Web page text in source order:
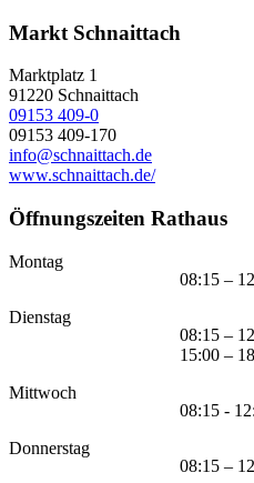
Markt Schnaittach
Marktplatz 1
91220 Schnaittach
09153 409-0
09153 409-170
info@schnaittach.de
www.schnaittach.de/
Öffnungszeiten Rathaus
Montag
08:15 –
Dienstag
08:15 –
15:00 –
Mittwoch
08:15 -
Donnerstag
08:15 –